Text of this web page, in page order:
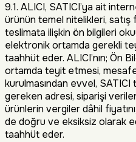
9.1. ALICI, SATICI’ya ait
ürünün temel nitelikleri, satış
teslimata ilişkin ön bilgileri
elektronik ortamda gerekli
taahhüt eder. ALICI’nın; Ön
ortamda teyit etmesi,
kurulmasından evvel,
gereken adresi, siparişi
ürünlerin vergiler dâhil
de doğru ve eksiksiz olarak
taahhüt eder.